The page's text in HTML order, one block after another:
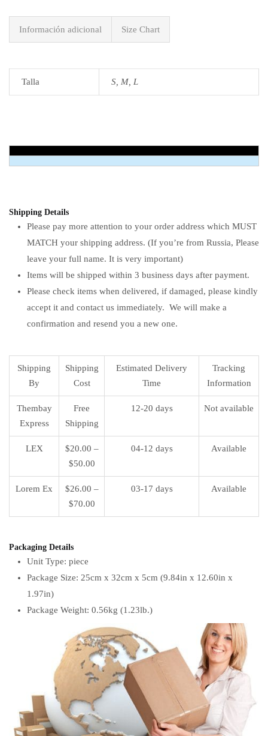
Información adicional Size Chart
Talla S, M, L
Shipping Details
Please pay more attention to your order address which MUST
MATCH your shipping address. (If you’re from Russia, Please
leave your full name. It is very important)
Items will be shipped within 3 business days after payment.
Please check items when delivered, if damaged, please kindly
accept it and contact us immediately. We will make a
confirmation and resend you a new one.
Shipping
By
Shipping
Cost
Estimated Delivery
Time
Tracking
Information
Thembay
Express
Free
Shipping
12-20 days Not available
LEX
$20.00 –
$50.00
04-12 days Available
Lorem Ex
$26.00 –
$70.00
03-17 days Available
Packaging Details
Unit Type: piece
Package Size: 25cm x 32cm x 5cm (9.84in x 12.60in x
1.97in)
Package Weight: 0.56kg (1.23lb.)